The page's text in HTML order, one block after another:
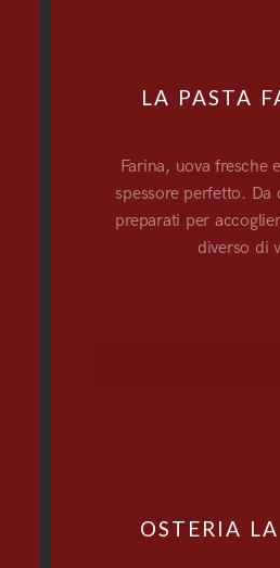
LA PASTA
Farina, uova fresche
spessore perfetto.
preparati per
diverso di
OSTERIA